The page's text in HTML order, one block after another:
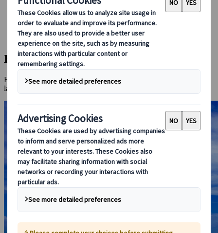
Japanspecialist
Bestemmingen
Alle bestemmingen
Het hoofdeiland van Okinawa
Het hoofdeiland van Okinawa
Bijzondere geschiedenis, unieke cultuur en uitnodigende
landschappen.